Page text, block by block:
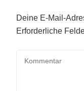
Deine E-Mail-
Erforderliche